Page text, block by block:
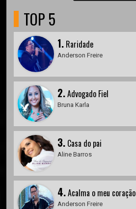
TOP 5
1. Raridade
Anderson Freire
2.Advogado Fiel
Bruna Karla
3. Casa do pai
Aline Barros
4.Acalma o meu coração
Anderson Freire